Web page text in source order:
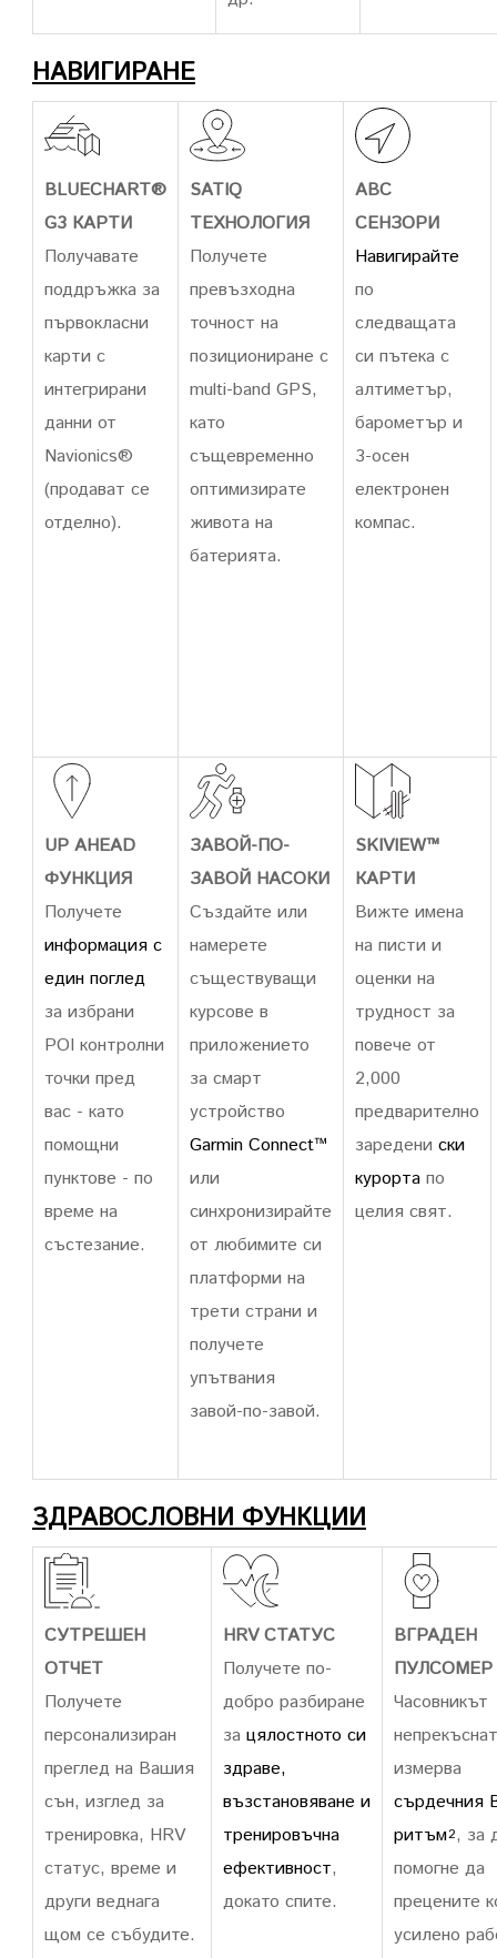
НАВИГИРАНЕ
BLUECHART®
G3 КАРТИ
Получавате
поддръжка за
първокласни
карти с
интегрирани
данни от
Navionics®
(продават се
отделно).
SATIQ
ТЕХНОЛОГИЯ
Получете
превъзходна
точност на
позициониране с
multi-band GPS,
като
същевременно
оптимизирате
живота на
батерията.
ABC
СЕНЗОРИ
Навигирайте
по
следващата
си пътека с
алтиметър,
барометър и
3-осен
електронен
компас.
UP AHEAD
ФУНКЦИЯ
Получете
информация с
един поглед
за избрани
POI контролни
точки пред
вас - като
помощни
пунктове - по
време на
състезание.
ЗАВОЙ-ПО-
ЗАВОЙ НАСОКИ
Създайте или
намерете
съществуващи
курсове в
приложението
за смарт
устройство
Garmin Connect™
или
синхронизирайте
от любимите си
платформи на
трети страни и
получете
упътвания
завой-по-завой.
SKIVIEW™
КАРТИ
Вижте имена
на писти и
оценки на
трудност за
повече от
2,000
предварително
заредени ски
курорта по
целия свят.
ЗДРАВОСЛОВНИ ФУНКЦИИ
СУТРЕШЕН
ОТЧЕТ
Получете
персонализиран
преглед на Вашия
сън, изглед за
тренировка, HRV
статус, време и
други веднага
щом се събудите.
HRV СТАТУС
Получете по-
добро разбиране
за цялостното си
здраве,
възстановяване и
тренировъчна
ефективност,
докато спите.
ВГРАДЕН
ПУЛСОМЕР
Часовникът
измерва
сърдечния
ритъм2, за
помогне да
прецените
усилено